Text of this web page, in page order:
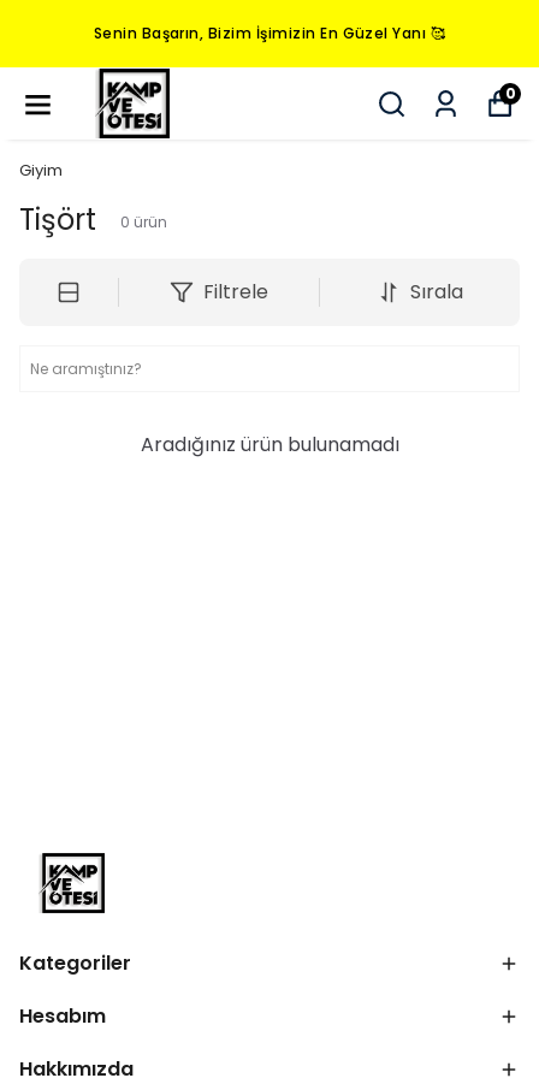
Senin Başarın, Bizim İşimizin En Güzel Yanı 🥰
0
Giyim
Tişört 0 ürün
Filtrele Sırala
Aradığınız ürün bulunamadı
Kategoriler
Hesabım
Hakkımızda